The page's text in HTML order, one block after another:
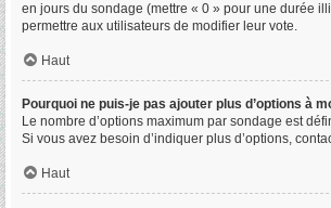
en jours du sondage (mettre « 0 » pour une durée
permettre aux utilisateurs de modifier leur vote.
Haut
Pourquoi ne puis-je pas ajouter plus d’options à
Le nombre d’options maximum par sondage est
Si vous avez besoin d’indiquer plus d’options,
Haut